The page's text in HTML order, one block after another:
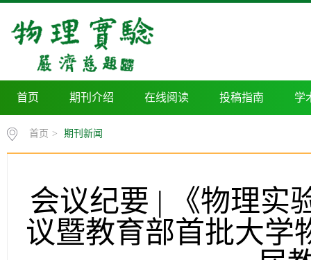
首页 期刊介绍 在线阅读 投稿指南 学
首页 > 期刊新闻
会议纪要 | 《物理实
议暨教育部首批大学